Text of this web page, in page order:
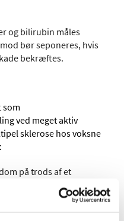
og bilirubin måles
bør seponeres, hvis
bekræftes.
som
ved meget aktiv
sklerose hos voksne
på trods af et
behandlingsforløb
behandling,